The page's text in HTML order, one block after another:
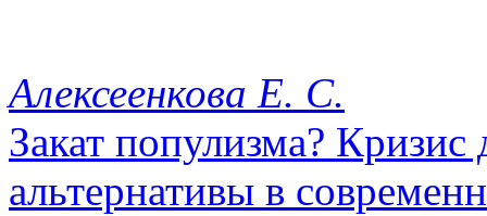
Алексеенкова Е. С.
Закат популизма?
альтернативы в